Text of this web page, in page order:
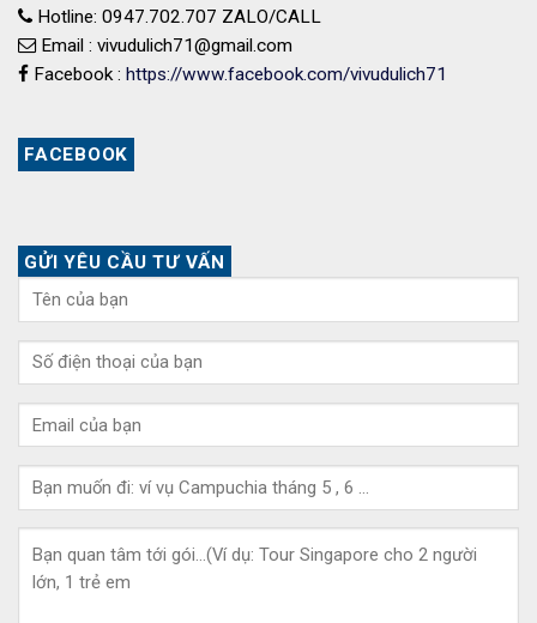
Hotline: 0947.702.707 ZALO/CALL
Email : vivudulich71@gmail.com
Facebook : https://www.facebook.com/vivudulich71
FACEBOOK
GỬI YÊU CẦU TƯ VẤN